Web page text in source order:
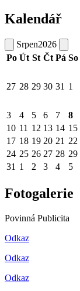
Kalendář
Srpen2026
Po Út St Čt Pá So
27 28 29 30 31 1
3
4 5 6 7 8
10 11 12 13 14 15
17 18 19 20 21 22
24 25 26 27 28 29
31 1 2 3 4 5
Fotogalerie
Povinná Publicita
Odkaz
Odkaz
Odkaz